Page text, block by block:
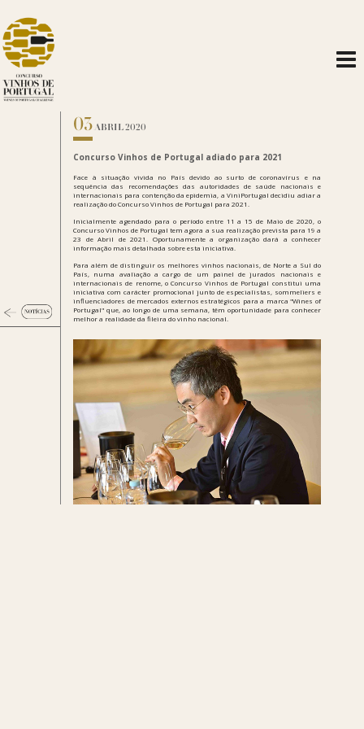
03 ABRIL 2020
Concurso Vinhos de Portugal adiado para 2021
Face à situação vivida no País devido ao surto de coronavírus e na
sequência das recomendações das autoridades de saúde nacionais e
internacionais para contenção da epidemia, a ViniPortugal decidiu adiar a
realização do Concurso Vinhos de Portugal para 2021.
Inicialmente agendado para o período entre 11 a 15 de Maio de 2020, o
Concurso Vinhos de Portugal tem agora a sua realização prevista para 19 a
23 de Abril de 2021. Oportunamente a organização dará a conhecer
informação mais detalhada sobre esta iniciativa.
Para além de distinguir os melhores vinhos nacionais, de Norte a Sul do
País, numa avaliação a cargo de um painel de jurados nacionais e
internacionais de renome, o Concurso Vinhos de Portugal constitui uma
iniciativa com carácter promocional junto de especialistas, sommeliers e
influenciadores de mercados externos estratégicos para a marca "Wines of
Portugal" que, ao longo de uma semana, têm oportunidade para conhecer
melhor a realidade da fileira do vinho nacional.